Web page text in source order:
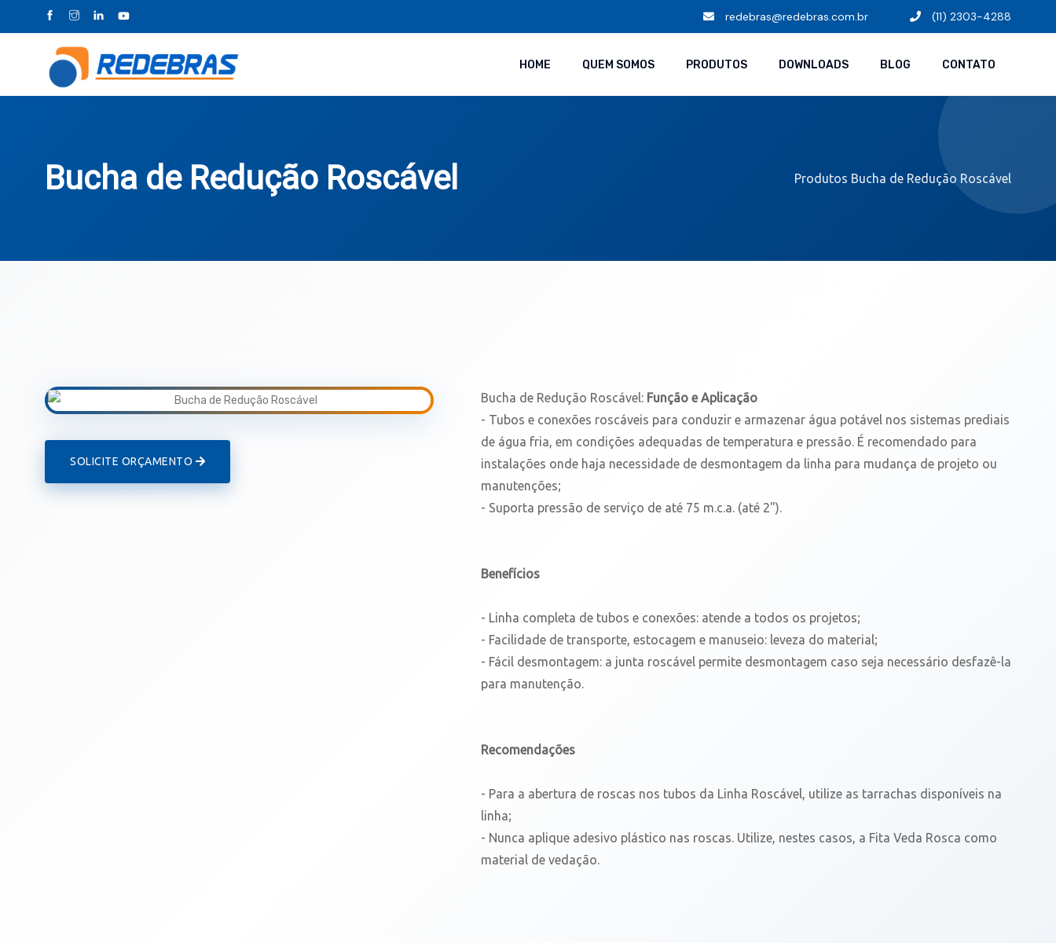
redebras@redebras.com.br (11) 2303-4288
HOME QUEM SOMOS PRODUTOS DOWNLOADS BLOG CONTATO
Bucha de Redução Roscável Produtos Bucha de Redução Roscável
SOLICITE ORÇAMENTO
Bucha de Redução Roscável: Função e Aplicação
- Tubos e conexões roscáveis para conduzir e armazenar água potável nos sistemas prediais
de água fria, em condições adequadas de temperatura e pressão. É recomendado para
instalações onde haja necessidade de desmontagem da linha para mudança de projeto ou
manutenções;
- Suporta pressão de serviço de até 75 m.c.a. (até 2").
Benefícios
- Linha completa de tubos e conexões: atende a todos os projetos;
- Facilidade de transporte, estocagem e manuseio: leveza do material;
- Fácil desmontagem: a junta roscável permite desmontagem caso seja necessário desfazê-la
para manutenção.
Recomendações
- Para a abertura de roscas nos tubos da Linha Roscável, utilize as tarrachas disponíveis na
linha;
- Nunca aplique adesivo plástico nas roscas. Utilize, nestes casos, a Fita Veda Rosca como
material de vedação.